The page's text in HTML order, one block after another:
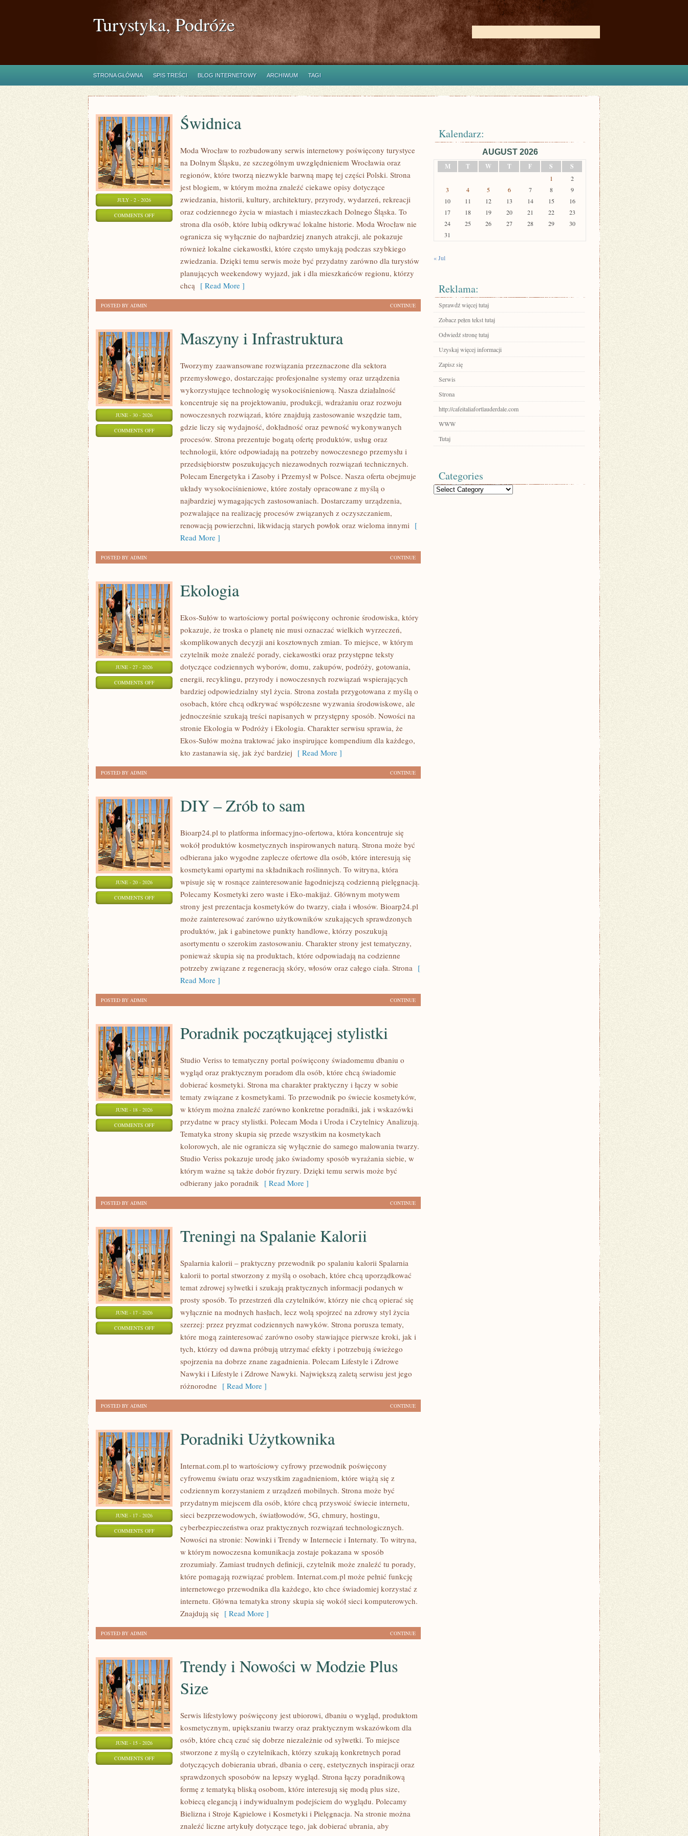
Turystyka, Podróże
STRONA GŁÓWNA SPIS TREŚCI BLOG INTERNETOWY ARCHIWUM TAGI
JULY - 2 - 2026
COMMENTS OFFON
Świdnica
Moda Wrocław to rozbudowany serwis internetowy poświęcony turystyce
na Dolnym Śląsku, ze szczególnym uwzględnieniem Wrocławia oraz
regionów, które tworzą niezwykle barwną mapę tej części Polski. Strona
jest blogiem, w którym można znaleźć ciekawe opisy dotyczące
zwiedzania, historii, kultury, architektury, przyrody, wydarzeń, rekreacji
oraz codziennego życia w miastach i miasteczkach Dolnego Śląska. To
strona dla osób, które lubią odkrywać lokalne historie. Moda Wrocław nie
ogranicza się wyłącznie do najbardziej znanych atrakcji, ale pokazuje
również lokalne ciekawostki, które często umykają podczas szybkiego
zwiedzania. Dzięki temu serwis może być przydatny zarówno dla turystów
planujących weekendowy wyjazd, jak i dla mieszkańców regionu, którzy
chcą [ Read More ]
CONTINUE
POSTED BY ADMIN
JUNE - 30 - 2026
COMMENTS OFFON
INFRASTRUKTURA
Maszyny i Infrastruktura
Tworzymy zaawansowane rozwiązania przeznaczone dla sektora
przemysłowego, dostarczając profesjonalne systemy oraz urządzenia
wykorzystujące technologię wysokociśnieniową. Nasza działalność
koncentruje się na projektowaniu, produkcji, wdrażaniu oraz rozwoju
nowoczesnych rozwiązań, które znajdują zastosowanie wszędzie tam,
gdzie liczy się wydajność, dokładność oraz pewność wykonywanych
procesów. Strona prezentuje bogatą ofertę produktów, usług oraz
technologii, które odpowiadają na potrzeby nowoczesnego przemysłu i
przedsiębiorstw poszukujących niezawodnych rozwiązań technicznych.
Polecam Energetyka i Zasoby i Przemysł w Polsce. Nasza oferta obejmuje
układy wysokociśnieniowe, które zostały opracowane z myślą o
najbardziej wymagających zastosowaniach. Dostarczamy urządzenia,
pozwalające na realizację procesów związanych z oczyszczaniem,
renowacją powierzchni, likwidacją starych powłok oraz wieloma innymi [
Read More ]
CONTINUE
POSTED BY ADMIN
JUNE - 27 - 2026
COMMENTS OFFON
Ekologia
Ekos-Sułów to wartościowy portal poświęcony ochronie środowiska, który
pokazuje, że troska o planetę nie musi oznaczać wielkich wyrzeczeń,
skomplikowanych decyzji ani kosztownych zmian. To miejsce, w którym
czytelnik może znaleźć porady, ciekawostki oraz przystępne teksty
dotyczące codziennych wyborów, domu, zakupów, podróży, gotowania,
energii, recyklingu, przyrody i nowoczesnych rozwiązań wspierających
bardziej odpowiedzialny styl życia. Strona została przygotowana z myślą o
osobach, które chcą odkrywać współczesne wyzwania środowiskowe, ale
jednocześnie szukają treści napisanych w przystępny sposób. Nowości na
stronie Ekologia w Podróży i Ekologia. Charakter serwisu sprawia, że
Ekos-Sułów można traktować jako inspirujące kompendium dla każdego,
kto zastanawia się, jak żyć bardziej [ Read More ]
CONTINUE
POSTED BY ADMIN
JUNE - 20 - 2026
COMMENTS OFFON
DIY – Zrób to sam
Bioarp24.pl to platforma informacyjno-ofertowa, która koncentruje się
wokół produktów kosmetycznych inspirowanych naturą. Strona może być
odbierana jako wygodne zaplecze ofertowe dla osób, które interesują się
kosmetykami opartymi na składnikach roślinnych. To witryna, która
wpisuje się w rosnące zainteresowanie łagodniejszą codzienną pielęgnacją.
Polecamy Kosmetyki zero waste i Eko-makijaż. Głównym motywem
strony jest prezentacja kosmetyków do twarzy, ciała i włosów. Bioarp24.pl
może zainteresować zarówno użytkowników szukających sprawdzonych
produktów, jak i gabinetowe punkty handlowe, którzy poszukują
asortymentu o szerokim zastosowaniu. Charakter strony jest tematyczny,
ponieważ skupia się na produktach, które odpowiadają na codzienne
potrzeby związane z regeneracją skóry, włosów oraz całego ciała. Strona [
Read More ]
CONTINUE
POSTED BY ADMIN
JUNE - 18 - 2026
COMMENTS OFFON
POCZĄTKUJĄCEJ
Poradnik początkującej stylistki
Studio Veriss to tematyczny portal poświęcony świadomemu dbaniu o
wygląd oraz praktycznym poradom dla osób, które chcą świadomie
dobierać kosmetyki. Strona ma charakter praktyczny i łączy w sobie
tematy związane z kosmetykami. To przewodnik po świecie kosmetyków,
w którym można znaleźć zarówno konkretne poradniki, jak i wskazówki
przydatne w pracy stylistki. Polecam Moda i Uroda i Czytelnicy Analizują.
Tematyka strony skupia się przede wszystkim na kosmetykach
kolorowych, ale nie ogranicza się wyłącznie do samego malowania twarzy.
Studio Veriss pokazuje urodę jako świadomy sposób wyrażania siebie, w
którym ważne są także dobór fryzury. Dzięki temu serwis może być
odbierany jako poradnik [ Read More ]
CONTINUE
POSTED BY ADMIN
JUNE - 17 - 2026
COMMENTS OFFON
Treningi na Spalanie Kalorii
Spalarnia kalorii – praktyczny przewodnik po spalaniu kalorii Spalarnia
kalorii to portal stworzony z myślą o osobach, które chcą uporządkować
temat zdrowej sylwetki i szukają praktycznych informacji podanych w
prosty sposób. To przestrzeń dla czytelników, którzy nie chcą opierać się
wyłącznie na modnych hasłach, lecz wolą spojrzeć na zdrowy styl życia
szerzej: przez pryzmat codziennych nawyków. Strona porusza tematy,
które mogą zainteresować zarówno osoby stawiające pierwsze kroki, jak i
tych, którzy od dawna próbują utrzymać efekty i potrzebują świeżego
spojrzenia na dobrze znane zagadnienia. Polecam Lifestyle i Zdrowe
Nawyki i Lifestyle i Zdrowe Nawyki. Największą zaletą serwisu jest jego
różnorodne [ Read More ]
CONTINUE
POSTED BY ADMIN
JUNE - 17 - 2026
COMMENTS OFFON
PORADNIKI
UŻYTKOWNIKA
Poradniki Użytkownika
Internat.com.pl to wartościowy cyfrowy przewodnik poświęcony
cyfrowemu światu oraz wszystkim zagadnieniom, które wiążą się z
codziennym korzystaniem z urządzeń mobilnych. Strona może być
przydatnym miejscem dla osób, które chcą przyswoić świecie internetu,
sieci bezprzewodowych, światłowodów, 5G, chmury, hostingu,
cyberbezpieczeństwa oraz praktycznych rozwiązań technologicznych.
Nowości na stronie: Nowinki i Trendy w Internecie i Internaty. To witryna,
w którym nowoczesna komunikacja zostaje pokazana w sposób
zrozumiały. Zamiast trudnych definicji, czytelnik może znaleźć tu porady,
które pomagają rozwiązać problem. Internat.com.pl może pełnić funkcję
internetowego przewodnika dla każdego, kto chce świadomiej korzystać z
internetu. Główna tematyka strony skupia się wokół sieci komputerowych.
Znajdują się [ Read More ]
CONTINUE
POSTED BY ADMIN
JUNE - 15 - 2026
COMMENTS OFFON
Trendy i Nowości w Modzie Plus
Size
Serwis lifestylowy poświęcony jest ubiorowi, dbaniu o wygląd, produktom
kosmetycznym, upiększaniu twarzy oraz praktycznym wskazówkom dla
osób, które chcą czuć się dobrze niezależnie od sylwetki. To miejsce
stworzone z myślą o czytelnikach, którzy szukają konkretnych porad
dotyczących dobierania ubrań, dbania o cerę, estetycznych inspiracji oraz
sprawdzonych sposobów na lepszy wygląd. Strona łączy poradnikową
formę z tematyką bliską osobom, które interesują się modą plus size,
kobiecą elegancją i indywidualnym podejściem do wyglądu. Polecamy
Bielizna i Stroje Kąpielowe i Kosmetyki i Pielęgnacja. Na stronie można
znaleźć liczne artykuły dotyczące tego, jak dobierać ubrania, aby
Kalendarz:
AUGUST 2026
M
T W T F S S
1
2
3
4 5 6 7 8
9
10
11 12 13 14 15
16
17
18 19 20 21 22
23
24
25 26 27 28 29
30
31
« Jul
Reklama:
Sprawdź więcej tutaj
Zobacz pełen tekst tutaj
Odwiedź stronę tutaj
Uzyskaj więcej informacji
Zapisz się
Serwis
Strona
http://cafeitaliafortlauderdale.com
WWW
Tutaj
Categories
Categories